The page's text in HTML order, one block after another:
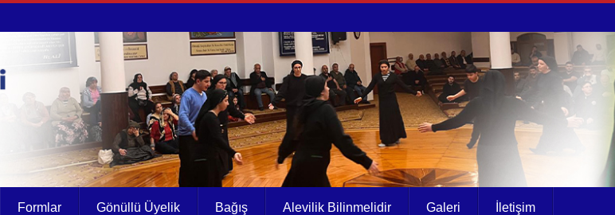
Formlar Gönüllü Üyelik Bağış Alevilik Bilinmelidir Galeri İletişim